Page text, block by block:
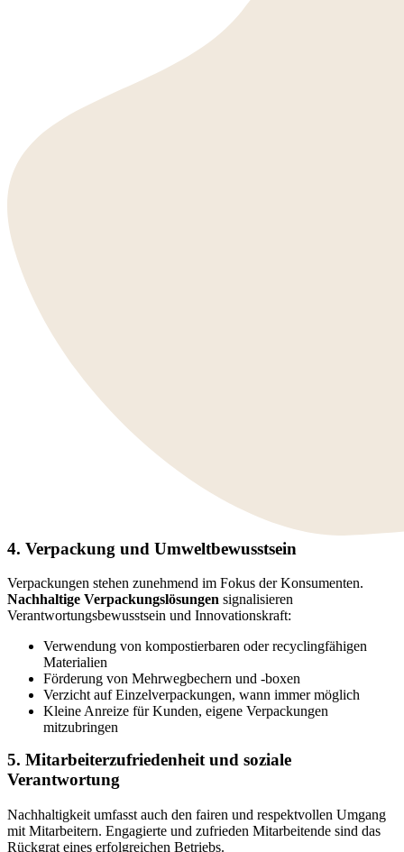
4. Verpackung und Umweltbewusstsein
Verpackungen stehen zunehmend im Fokus der Konsumenten.
Nachhaltige Verpackungslösungen signalisieren
Verantwortungsbewusstsein und Innovationskraft:
Verwendung von kompostierbaren oder recyclingfähigen
Materialien
Förderung von Mehrwegbechern und -boxen
Verzicht auf Einzelverpackungen, wann immer möglich
Kleine Anreize für Kunden, eigene Verpackungen
mitzubringen
5. Mitarbeiterzufriedenheit und soziale
Verantwortung
Nachhaltigkeit umfasst auch den fairen und respektvollen Umgang
mit Mitarbeitern. Engagierte und zufrieden Mitarbeitende sind das
Rückgrat eines erfolgreichen Betriebs.